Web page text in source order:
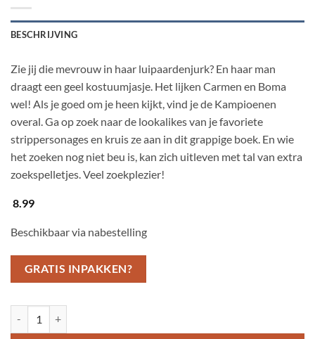
BESCHRIJVING
Zie jij die mevrouw in haar luipaardenjurk? En haar man
draagt een geel kostuumjasje. Het lijken Carmen en Boma
wel! Als je goed om je heen kijkt, vind je de Kampioenen
overal. Ga op zoek naar de lookalikes van je favoriete
strippersonages en kruis ze aan in dit grappige boek. En wie
het zoeken nog niet beu is, kan zich uitleven met tal van extra
zoekspelletjes. Veel zoekplezier!
8.99
Beschikbaar via nabestelling
GRATIS INPAKKEN?